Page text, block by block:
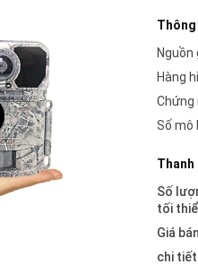
Nguồn
Hàng
Chứng
Số mô
Thanh
Số
tối
Giá
chi